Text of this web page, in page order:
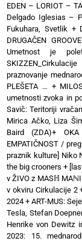
EDEN – LORIOT –
Delgado Iglesias –
Fukuhara, Svetlik +
DRUGAČEN
Umetnost je
praznovanje
PLEŠETA … +
umetnosti zvoka in
Savič: Teritoriji
Mirica Ačko, Liza
Baird (ZDA)+ OKA
EMPATIČNOST /
praznik kulture] Niko
the big crooners +
v ŽIVO z MASℍ
v okviru Cirkulacije 2
2024 +ART-MUS:
Tesla, Stefan
Henrike von Dewitz
2023: 15.